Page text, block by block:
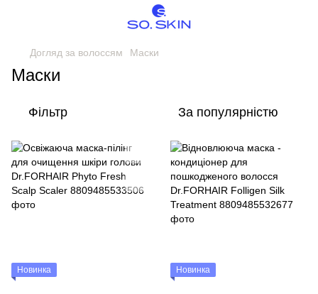
Догляд за волоссям Маски
Маски
Фільтр За популярністю
Новинка Новинка